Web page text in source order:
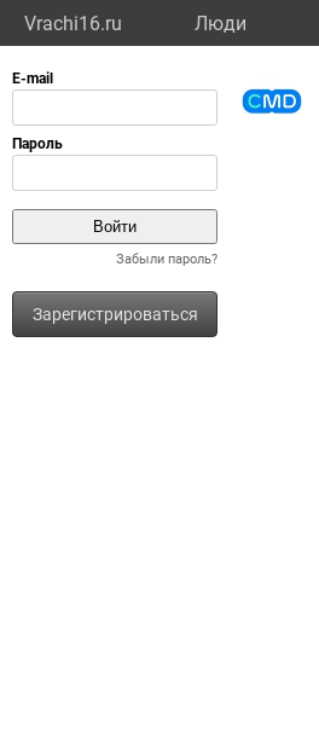
Vrachi16.ru Люди
Забыли пароль?
Зарегистрироваться